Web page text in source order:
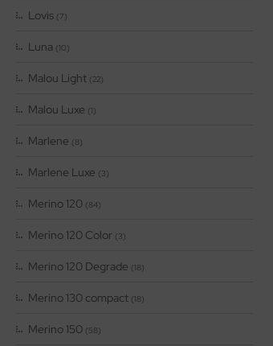
Lovis (7)
Luna (10)
Malou Light (22)
Malou Luxe (1)
Marlene (8)
Marlene Luxe (3)
Merino 120 (84)
Merino 120 Color (3)
Merino 120 Degrade (18)
Merino 130 compact (18)
Merino 150 (58)